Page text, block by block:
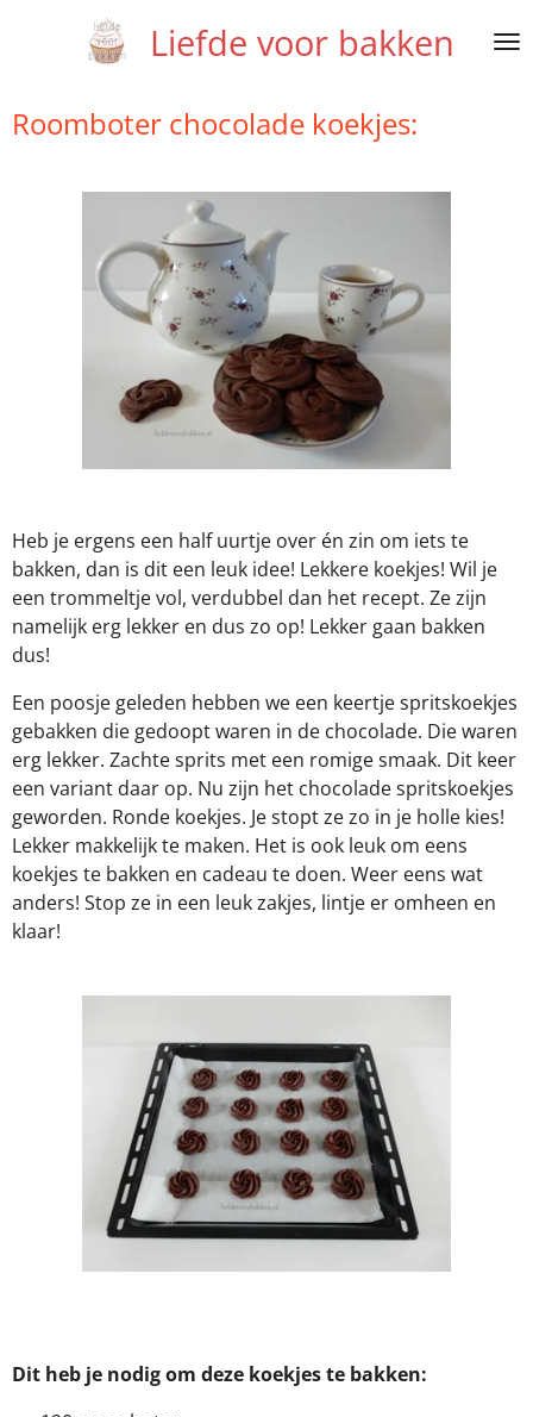
de
hoofdinhoud
Liefde voor bakken
Roomboter chocolade koekjes:
Heb je ergens een half uurtje over én zin om iets te
bakken, dan is dit een leuk idee! Lekkere koekjes! Wil je
een trommeltje vol, verdubbel dan het recept. Ze zijn
namelijk erg lekker en dus zo op! Lekker gaan bakken
dus!
Een poosje geleden hebben we een keertje spritskoekjes
gebakken die gedoopt waren in de chocolade. Die waren
erg lekker. Zachte sprits met een romige smaak. Dit keer
een variant daar op. Nu zijn het chocolade spritskoekjes
geworden. Ronde koekjes. Je stopt ze zo in je holle kies!
Lekker makkelijk te maken. Het is ook leuk om eens
koekjes te bakken en cadeau te doen. Weer eens wat
anders! Stop ze in een leuk zakjes, lintje er omheen en
klaar!
Dit heb je nodig om deze koekjes te bakken: